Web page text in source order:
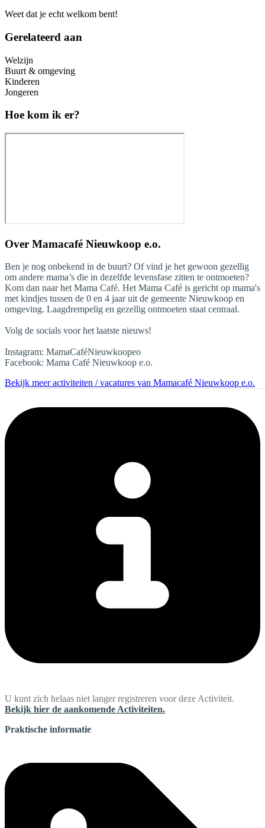
Weet dat je echt welkom bent!
Gerelateerd aan
Welzijn
Buurt & omgeving
Kinderen
Jongeren
Hoe kom ik er?
Over Mamacafé Nieuwkoop e.o.
Ben je nog onbekend in de buurt? Of vind je het gewoon gezellig
om andere mama’s die in dezelfde levensfase zitten te ontmoeten?
Kom dan naar het Mama Café. Het Mama Café is gericht op mama's
met kindjes tussen de 0 en 4 jaar uit de gemeente Nieuwkoop en
omgeving. Laagdrempelig en gezellig ontmoeten staat centraal.
Volg de socials voor het laatste nieuws!
Instagram: MamaCaféNieuwkoopeo
Facebook: Mama Café Nieuwkoop e.o.
Bekijk meer activiteiten / vacatures van Mamacafé Nieuwkoop e.o.
U kunt zich helaas niet langer registreren voor deze Activiteit.
Bekijk hier de aankomende Activiteiten.
Praktische informatie